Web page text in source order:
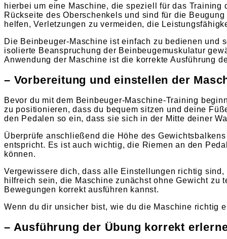
hierbei um eine Maschine, die speziell für das
Rückseite des Oberschenkels und sind für die
helfen, Verletzungen zu vermeiden, die
Die Beinbeuger-Maschine ist einfach zu bedienen und
isolierte Beanspruchung der Beinbeugemuskulatur
Anwendung der Maschine ist die korrekte Ausführung
– Vorbereitung und einstellen der
Bevor du mit dem Beinbeuger-Maschine-Training
zu positionieren, dass du bequem sitzen und deine
den Pedalen so ein, dass sie sich in der Mitte deiner
Überprüfe anschließend die Höhe des
entspricht. Es ist auch wichtig, die Riemen an den
können.
Vergewissere dich, dass alle Einstellungen richtig
hilfreich sein, die Maschine zunächst ohne Gewicht
Bewegungen korrekt ausführen kannst.
Wenn du dir unsicher bist, wie du die Maschine richtig
– Ausführung der Übung korrekt